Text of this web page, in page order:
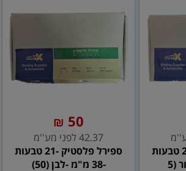
ספירל פלסטיק -21 טבעות
50
₪
42.37 לפני מע''מ
ספירל פלסטיק -21 טבעות
-38 מ"מ -לבן (50)